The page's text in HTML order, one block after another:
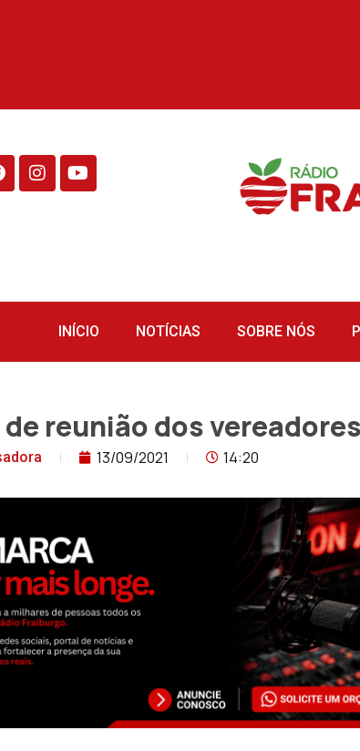
INÍCIO NOTÍCIAS SOBRE NÓS
de reunião dos vereadores
13/09/2021 14:20